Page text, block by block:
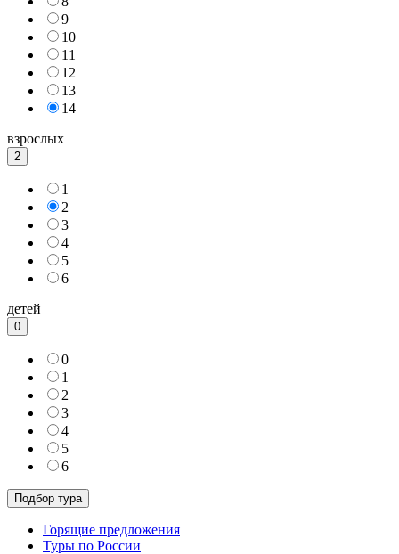
9
10
11
12
13
14
взрослых
2
1
2
3
4
5
6
детей
0
0
1
2
3
4
5
6
Горящие предложения
Туры по России